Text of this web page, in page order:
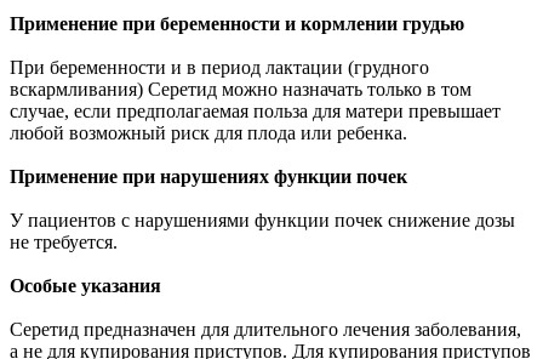
Применение при беременности и кормлении грудью
При беременности и в период лактации (грудного
вскармливания) Серетид можно назначать только в том
случае, если предполагаемая польза для матери превышает
любой возможный риск для плода или ребенка.
Применение при нарушениях функции почек
У пациентов c нарушениями функции почек снижение дозы
не требуется.
Особые указания
Серетид предназначен для длительного лечения заболевания,
а не для купирования приступов. Для купирования приступов